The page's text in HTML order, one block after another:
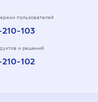
пользователей
103
и решений
102